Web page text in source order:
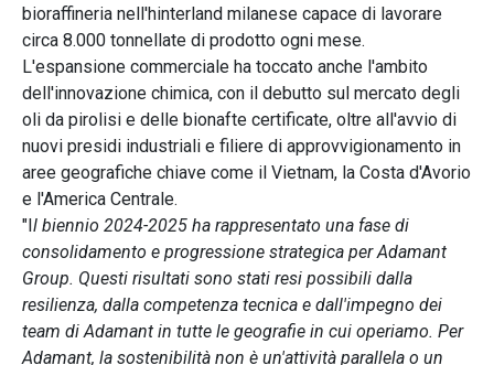
bioraffineria nell'hinterland milanese capace di lavorare
circa 8.000 tonnellate di prodotto ogni mese.
L'espansione commerciale ha toccato anche l'ambito
dell'innovazione chimica, con il debutto sul mercato degli
oli da pirolisi e delle bionafte certificate, oltre all'avvio di
nuovi presidi industriali e filiere di approvvigionamento in
aree geografiche chiave come il Vietnam, la Costa d'Avorio
e l'America Centrale.
"Il biennio 2024-2025 ha rappresentato una fase di
consolidamento e progressione strategica per Adamant
Group. Questi risultati sono stati resi possibili dalla
resilienza, dalla competenza tecnica e dall'impegno dei
team di Adamant in tutte le geografie in cui operiamo. Per
Adamant, la sostenibilità non è un'attività parallela o un